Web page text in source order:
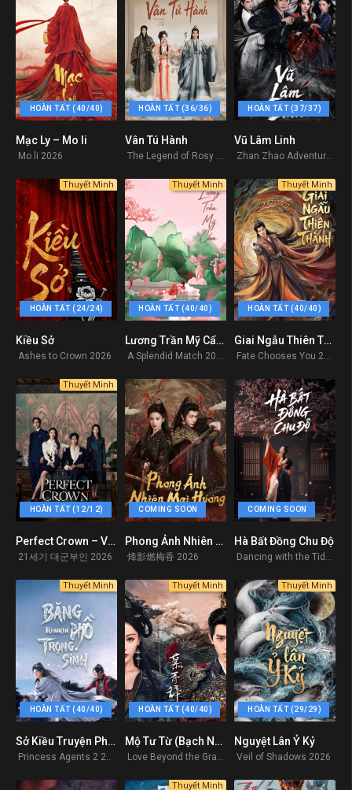
HOÀN TẤT (40/40)
Mạc Ly – Mo li
Mo li 2026
HOÀN TẤT (36/36)
Vân Tú Hành
HOÀN TẤT (37/37)
Vũ Lâm Linh
Zhan Zhao Adventures 2026
HOÀN TẤT (24/24)
Thuyết Minh
Kiều Sở
Ashes to Crown 2026
HOÀN TẤT (40/40)
9
Thuyết Minh
Lương Trần Mỹ Cẩm
A Splendid Match 2026
HOÀN TẤT (40/40)
0
Thuyết Minh
Giai Ngẫu Thiên Thành
Fate Chooses You 2026
HOÀN TẤT (12/12)
0
Thuyết Minh
Perfect Crown – Vương Miện Hoàn Hảo
21세기 대군부인 2026
COMING SOON
0
Phong Ảnh Nhiên Mai Hương
烽影燃梅香 2026
COMING SOON
0
Hà Bất Đồng Chu Độ
Dancing with the Tide 2026
HOÀN TẤT (40/40)
7.491
Thuyết Minh
Sở Kiều Truyện Phần 2 (Băng Hồ Trọng Sinh)
Princess Agents 2 2026
HOÀN TẤT (40/40)
0
Thuyết Minh
Mộ Tư Từ (Bạch Nhật Đề Đăng)
Love Beyond the Grave
HOÀN TẤT (29/29)
Thuyết Minh
Nguyệt Lân Ỷ Kỷ
Veil of Shadows 2026
Thuyết Minh